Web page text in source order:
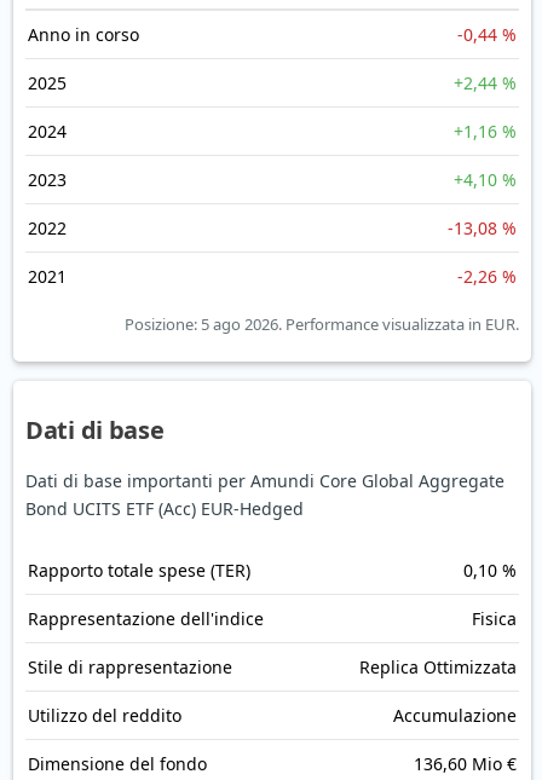
Anno in corso -0,44 %
2025 +2,44 %
2024 +1,16 %
2023 +4,10 %
2022 -13,08 %
2021 -2,26 %
Posizione: 5 ago 2026. Performance visualizzata in EUR.
Dati di base
Dati di base importanti per Amundi Core Global Aggregate
Bond UCITS ETF (Acc) EUR-Hedged
Rapporto totale spese (TER) 0,10 %
Rappresentazione dell'indice Fisica
Stile di rappresentazione Replica Ottimizzata
Utilizzo del reddito Accumulazione
Dimensione del fondo 136,60 Mio €